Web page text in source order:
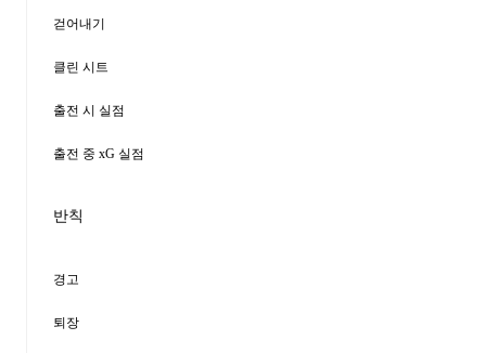
걷어내기
클린 시트
출전 시 실점
출전 중 xG 실점
반칙
경고
퇴장